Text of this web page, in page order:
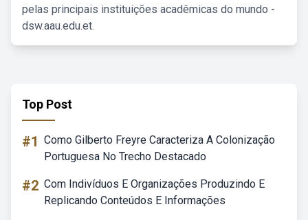
pelas principais instituições acadêmicas do mundo -
dsw.aau.edu.et.
Top Post
#1 Como Gilberto Freyre Caracteriza A Colonização
Portuguesa No Trecho Destacado
#2 Com Indivíduos E Organizações Produzindo E
Replicando Conteúdos E Informações